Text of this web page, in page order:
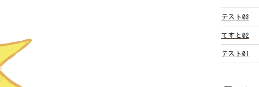
テスト03
てすと02
テスト01